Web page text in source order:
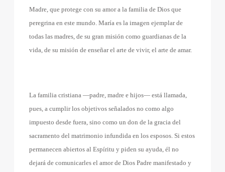
Madre, que protege con su amor a la familia de Dios que
peregrina en este mundo. María es la imagen ejemplar de
todas las madres, de su gran misión como guardianas de la
vida, de su misión de enseñar el arte de vivir, el arte de amar.
La familia cristiana —padre, madre e hijos— está llamada,
pues, a cumplir los objetivos señalados no como algo
impuesto desde fuera, sino como un don de la gracia del
sacramento del matrimonio infundida en los esposos. Si estos
permanecen abiertos al Espíritu y piden su ayuda, él no
dejará de comunicarles el amor de Dios Padre manifestado y